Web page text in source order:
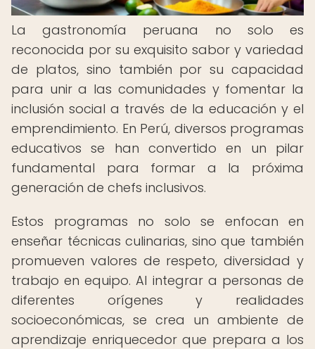
La gastronomía peruana no solo es
reconocida por su exquisito sabor y variedad
de platos, sino también por su capacidad
para unir a las comunidades y fomentar la
inclusión social a través de la educación y el
emprendimiento. En Perú, diversos programas
educativos se han convertido en un pilar
fundamental para formar a la próxima
generación de chefs inclusivos.
Estos programas no solo se enfocan en
enseñar técnicas culinarias, sino que también
promueven valores de respeto, diversidad y
trabajo en equipo. Al integrar a personas de
diferentes orígenes y realidades
socioeconómicas, se crea un ambiente de
aprendizaje enriquecedor que prepara a los